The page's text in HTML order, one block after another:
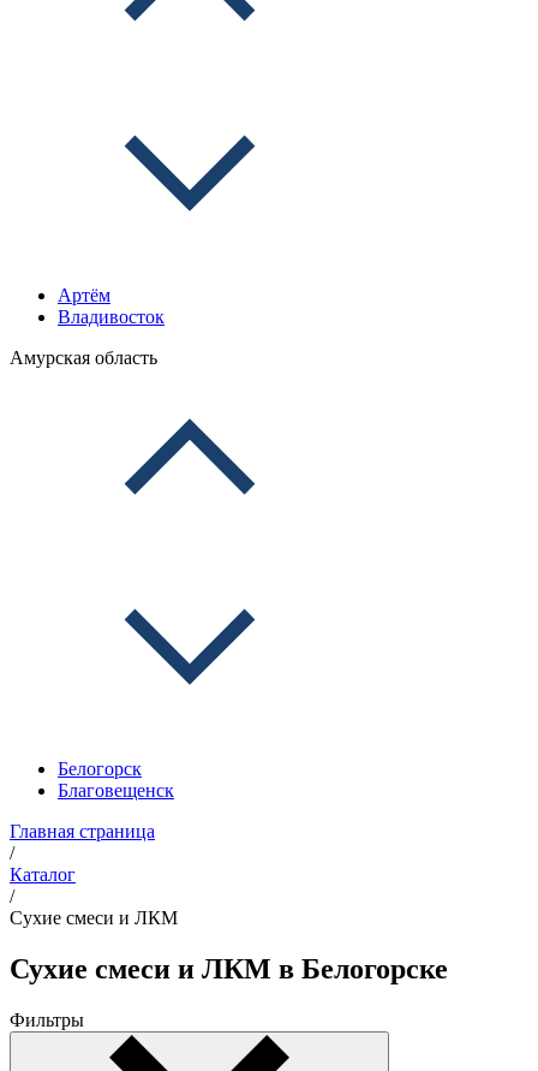
Артём
Владивосток
Амурская область
Белогорск
Благовещенск
Главная страница
/
Каталог
/
Сухие смеси и ЛКМ
Сухие смеси и ЛКМ в Белогорске
Фильтры